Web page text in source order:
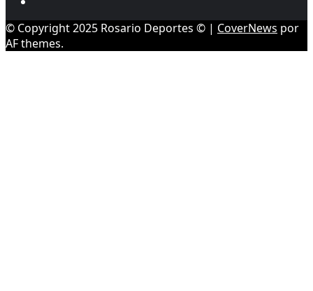
© Copyright 2025 Rosario Deportes © | CoverNews por
AF themes.